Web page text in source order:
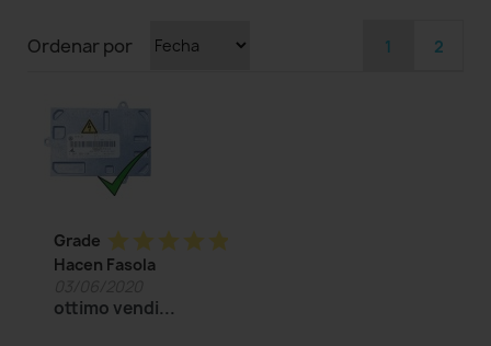
Ordenar por 1 2
Grade star star star star star
Hacen Fasola
ottimo vendi...